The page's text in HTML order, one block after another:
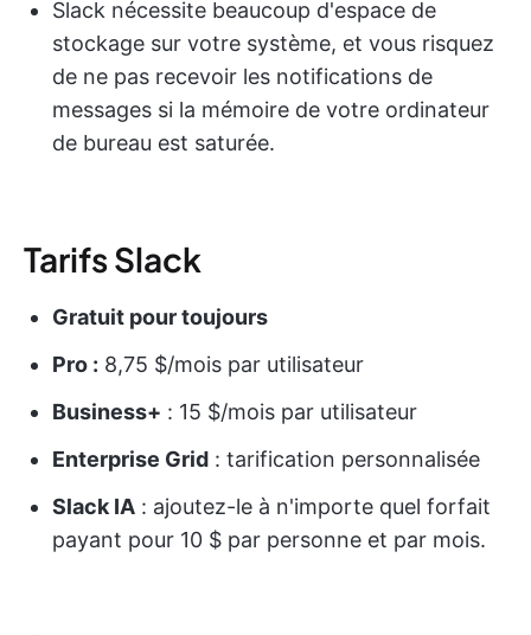
Slack nécessite beaucoup d'espace de
stockage sur votre système, et vous risquez
de ne pas recevoir les notifications de
messages si la mémoire de votre ordinateur
de bureau est saturée.
Tarifs Slack
Gratuit pour toujours
Pro : 8,75 $/mois par utilisateur
Business+ : 15 $/mois par utilisateur
Enterprise Grid : tarification personnalisée
Slack IA : ajoutez-le à n'importe quel forfait
payant pour 10 $ par personne et par mois.